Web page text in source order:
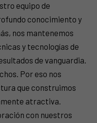
equipo de
conocimiento y
nos mantenemos
y tecnologías de
de vanguardia.
Por eso nos
que construimos
atractiva.
con nuestros